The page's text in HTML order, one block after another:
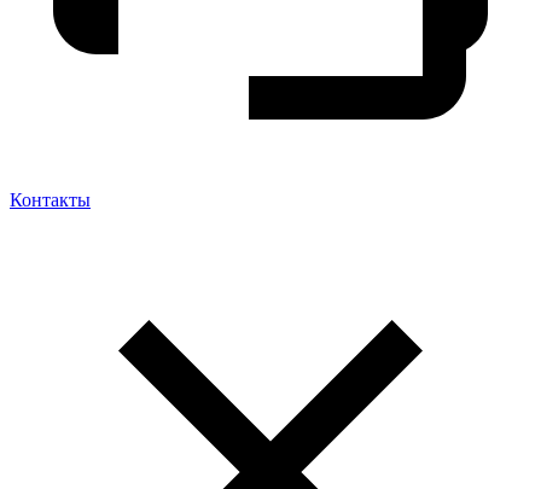
Контакты